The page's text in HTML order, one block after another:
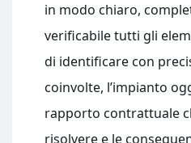
in modo chiaro,
verificabile tutti gli
di identificare con
coinvolte, l’impianto
rapporto contrattuale
risolvere e le